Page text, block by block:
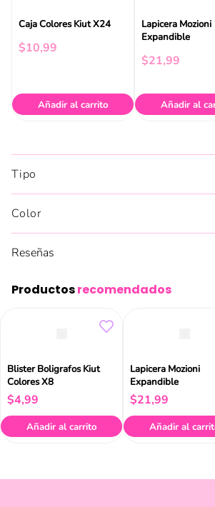
Caja Colores Kiut X24
$10,99
Añadir al carrito
Lapicera Mozioni
Expandible
$21,99
Añadir al
Tipo
Color
Reseñas
Productosrecomendados
Blister Boligrafos Kiut
Colores X8
$4,99
Añadir al carrito
Lapicera Mozioni
Expandible
$21,99
Añadir al